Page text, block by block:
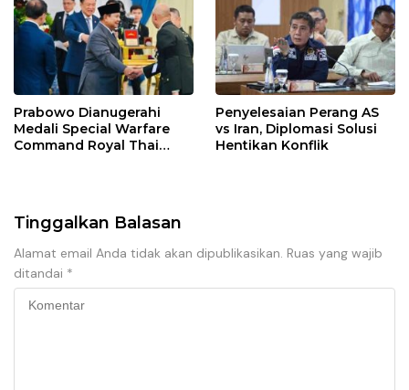
Prabowo Dianugerahi
Medali Special Warfare
Command Royal Thai
Penyelesaian Perang AS
vs Iran, Diplomasi Solusi
Hentikan Konflik
Tinggalkan Balasan
Alamat email Anda tidak akan dipublikasikan. Ruas yang wajib
ditandai *